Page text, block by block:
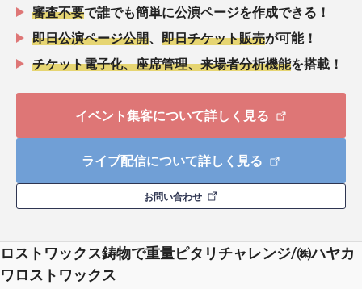
審査不要で誰でも簡単に公演ページを作成できる！
即日公演ページ公開
即日チケット販売が可能！
チケット電子化、座席管理、来場者分析機能を搭載！
イベント集客について詳しく見る
ライブ配信について詳しく見る
お問い合わせ
ロストワックス鋳物で重量ピタリチャレンジ/㈱ハヤカ
ワロストワックス